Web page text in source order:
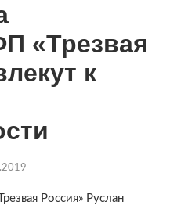
«Трезвая
к
Россия» Руслан